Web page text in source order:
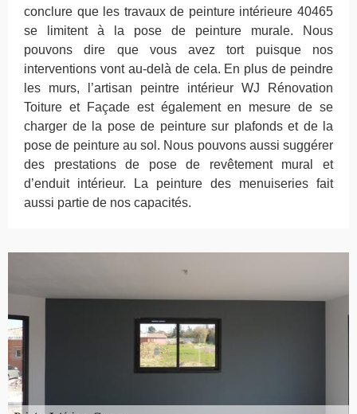
conclure que les travaux de peinture intérieure 40465
se limitent à la pose de peinture murale. Nous
pouvons dire que vous avez tort puisque nos
interventions vont au-delà de cela. En plus de peindre
les murs, l’artisan peintre intérieur WJ Rénovation
Toiture et Façade est également en mesure de se
charger de la pose de peinture sur plafonds et de la
pose de peinture au sol. Nous pouvons aussi suggérer
des prestations de pose de revêtement mural et
d’enduit intérieur. La peinture des menuiseries fait
aussi partie de nos capacités.